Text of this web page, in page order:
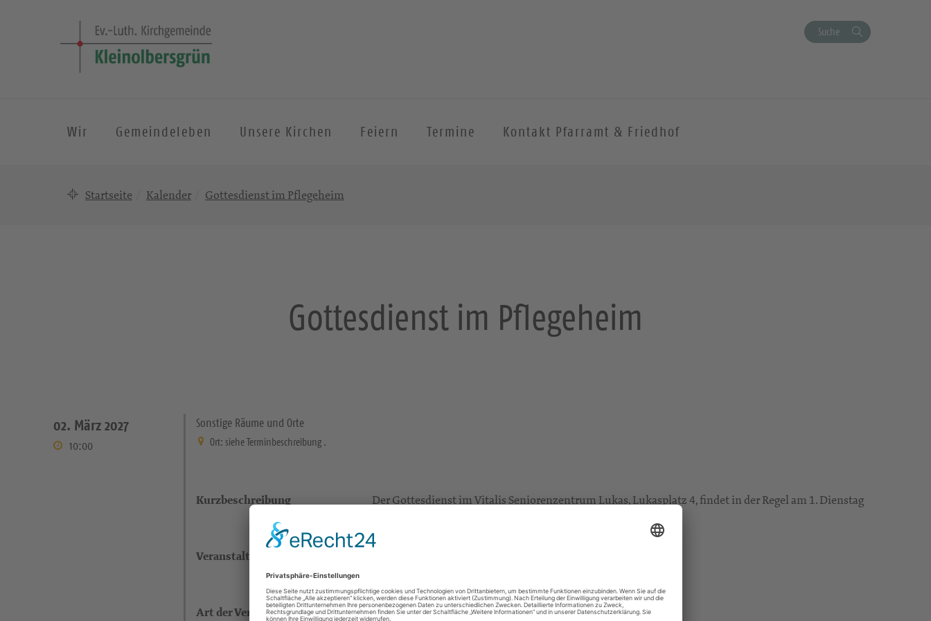
Suche
Wir Gemeindeleben Unsere Kirchen Feiern Termine Kontakt Pfarramt & Friedhof
Startseite Kalender Gottesdienst im Pflegeheim
Gottesdienst im Pflegeheim
02. März 2027
10:00
Sonstige Räume und Orte
Ort: siehe Terminbeschreibung .
Kurzbeschreibung
Der Gottesdienst im Vitalis Seniorenzentrum Lukas, Lukasplatz 4, findet in der Regel am 1. Dienstag
Veranstaltungsort
. .
Art der Veranstaltung Gottesdienste